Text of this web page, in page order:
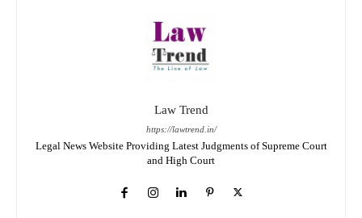
Law Trend
https://lawtrend.in/
Legal News Website Providing Latest Judgments of Supreme Court
and High Court